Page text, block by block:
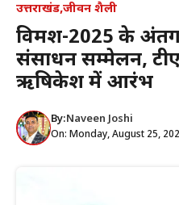
उत्तराखंड,जीवन शैली
विमर्श-2025 के
संसाधन सम्मेलन,
ऋषिकेश में आरंभ
By:Naveen Joshi
On: Monday, August 25,